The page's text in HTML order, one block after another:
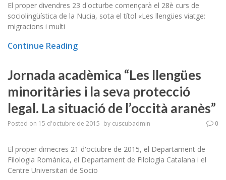
El proper divendres 23 d'octurbe començarà el 28è curs de
sociolingüística de la Nucia, sota el títol «Les llengües viatge:
migracions i multi
Continue Reading
Jornada acadèmica “Les llengües
minoritàries i la seva protecció
legal. La situació de l’occità aranès”
Posted on 15 d'octubre de 2015 by cuscubadmin 0
El proper dimecres 21 d'octubre de 2015, el Departament de
Filologia Romànica, el Departament de Filologia Catalana i el
Centre Universitari de Socio